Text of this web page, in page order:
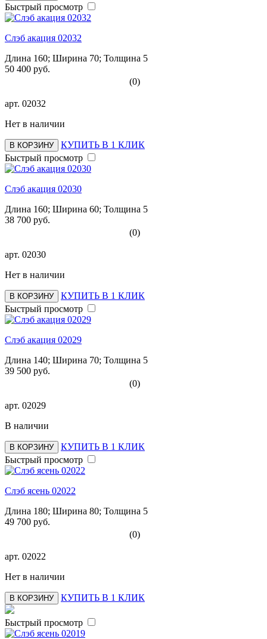
Быстрый просмотр
Слэб акация 02032
Длина 160; Ширина 70; Толщина 5
50 400 руб.
(0)
арт. 02032
Нет в наличии
В КОРЗИНУ
КУПИТЬ В 1 КЛИК
Быстрый просмотр
Слэб акация 02030
Длина 160; Ширина 60; Толщина 5
38 700 руб.
(0)
арт. 02030
Нет в наличии
В КОРЗИНУ
КУПИТЬ В 1 КЛИК
Быстрый просмотр
Слэб акация 02029
Длина 140; Ширина 70; Толщина 5
39 500 руб.
(0)
арт. 02029
В наличии
В КОРЗИНУ
КУПИТЬ В 1 КЛИК
Быстрый просмотр
Слэб ясень 02022
Длина 180; Ширина 80; Толщина 5
49 700 руб.
(0)
арт. 02022
Нет в наличии
В КОРЗИНУ КУПИТЬ В 1 КЛИК
Быстрый просмотр